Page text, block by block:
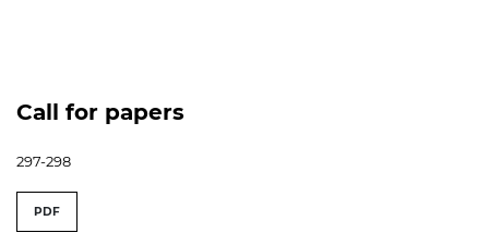
Call for papers
297-298
PDF